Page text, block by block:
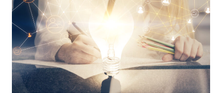
MŁODYCH
ABSOLWENTÓW